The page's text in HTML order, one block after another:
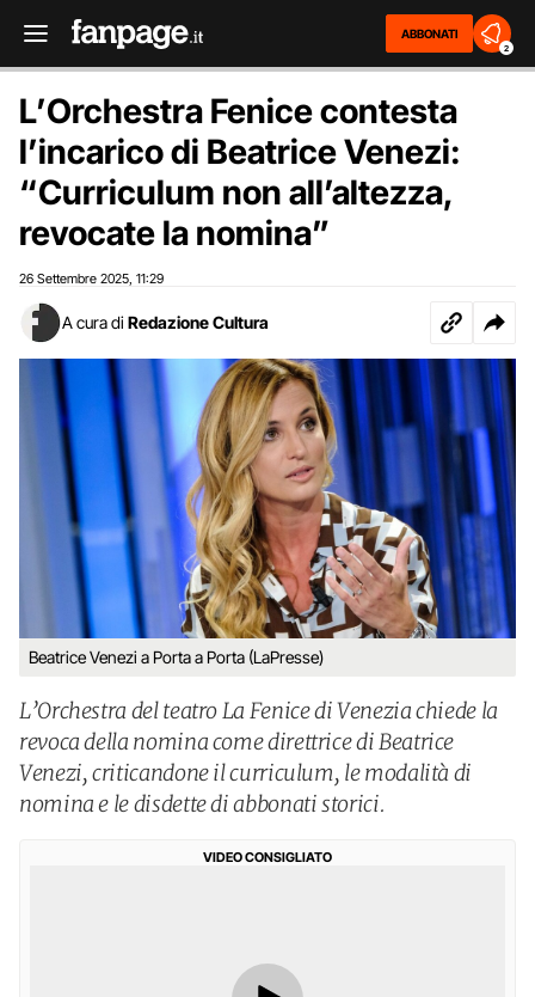
ABBONATI
2
L’Orchestra Fenice contesta
l’incarico di Beatrice Venezi:
“Curriculum non all’altezza,
revocate la nomina”
26 Settembre 2025 11:29
A cura di Redazione Cultura
Beatrice Venezi a Porta a Porta (LaPresse)
L’Orchestra del teatro La Fenice di Venezia chiede la
revoca della nomina come direttrice di Beatrice
Venezi, criticandone il curriculum, le modalità di
nomina e le disdette di abbonati storici.
VIDEO CONSIGLIATO